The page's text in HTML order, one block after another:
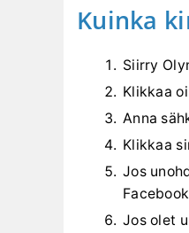
Kuinka
Siirry
Klikkaa
Anna
Klikkaa
Jos
Jos olet